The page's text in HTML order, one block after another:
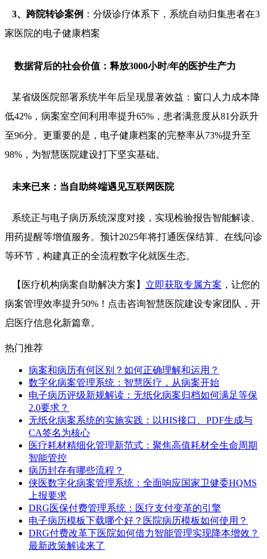
3、跨院转诊案例 ：分级诊疗体系下，系统自动归集患者在3
家医院的电子健康档案
数据背后的社会价值：释放3000小时/年的医护生产力
某省级医院部署系统半年后呈现显著效益：窗口人力成本降
低42%，病案室空间利用率提升65%，患者满意度从81分跃升
至96分。更重要的是，电子健康档案的完整率从73%提升至
98%，为智慧医院建设打下坚实基础。
未来已来：当自助终端遇见互联网医院
系统正与电子病历系统深度对接，实现检验报告智能解读、
用药提醒等增值服务。预计2025年将打通医保结算、在线问诊
等环节，构建真正的全流程数字化就医生态。
【医疗机构病案自助解决方案】 立即获取专属方案 ，让您的
病案管理效率提升50%！点击咨询智慧医院建设专家团队，开
启医疗信息化新篇章。
热门推荐
病案和病历有何区别？如何正确理解和运用？
数字化病案管理系统：智慧医疗，从病案开始
电子病历评级新规解读：无纸化病案归档如何满足等保
2.0要求？
无纸化病案系统的实施实践：以HIS接口、PDF生成与
CA签名为核心
医疗耗材精细化管理新范式：聚焦高值耗材全生命周期
智能管控
病历封存有哪些流程？
侠医数字化病案管理系统：全面响应国家卫健委HQMS
上报要求
DRG医保付费管理系统：医疗支付变革的引擎
电子病历模板下载哪个好？医院病历模板如何使用？
DRG付费改革下医院如何借力智能管理实现降本增效？
最新政策解读来了